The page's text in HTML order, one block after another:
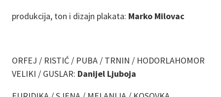
produkcija, ton i dizajn plakata: Marko Milovac
ORFEJ / RISTIĆ / PUBA / TRNIN / HODORLAHOMOR
VELIKI / GUSLAR: Danijel Ljuboja